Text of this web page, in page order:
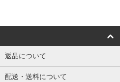
返品について
配送・送料について